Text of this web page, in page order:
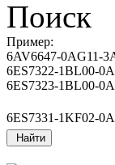
Поиск
Пример:
6AV6647-0AG11-
6ES7322-1BL00-
6ES7323-1BL00-
6ES7331-1KF02-
Найти